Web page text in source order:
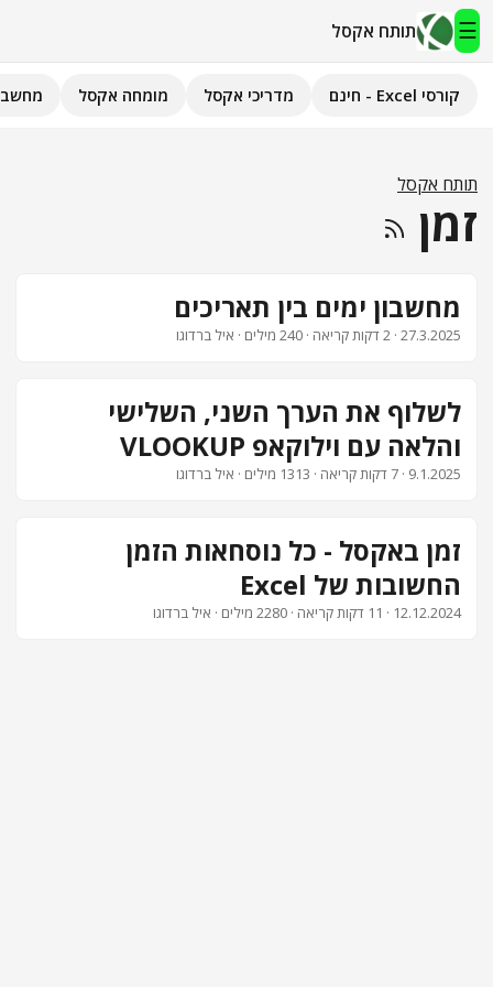
☰ תותח אקסל
מומחה אקסל
פיתוח אפליקציות
חיפוש
קורסי Excel - חינם מדריכי אקסל מומחה אקסל
תותח אקסל
זמן
מחשבון ימים בין תאריכים
27.3.2025 · 2 דקות קריאה · 240 מילים · איל ברדוגו
לשלוף את הערך השני, השלישי
והלאה עם וילוקאפ VLOOKUP
9.1.2025 · 7 דקות קריאה · 1313 מילים · איל ברדוגו
זמן באקסל - כל נוסחאות הזמן
החשובות של Excel
12.12.2024 · 11 דקות קריאה · 2280 מילים · איל ברדוגו